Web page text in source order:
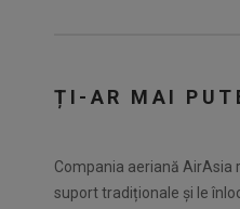
ȚI-AR MAI
Compania aeriană AirAsia
suport tradiționale și le